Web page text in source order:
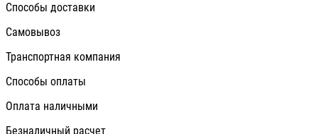
Способы доставки
Самовывоз
Транспортная компания
Способы оплаты
Оплата наличными
Безналичный расчет